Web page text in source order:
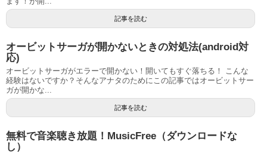
記事を読む
オービットサーガが開かないときの対処法(android対
応)
オービットサーガがエラーで開かない！開いてもすぐ落ちる！ こんな
経験はないですか？そんなアナタのためにこの記事ではオービットサー
ガが開かな...
記事を読む
無料で音楽聴き放題！MusicFree（ダウンロードな
し）